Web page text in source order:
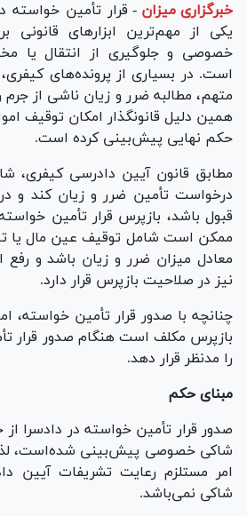
خبرگزاری میزان - قرار تأمین خواسته
یکی از مهم‌ترین ابزار‌های
خصوصی و جلوگیری از انتقال یا
است. در بسیاری از پرونده‌های
متهم، مطالبه ضرر و زیان ناشی از
همین دلیل قانونگذار امکان توقیف
حکم نهایی پیش‌بینی کرده است.
مطابق قانون آیین دادرسی کیفری،
درخواست تأمین ضرر و زیان کند و
قبول باشد، بازپرس قرار تأمین
ممکن است شامل توقیف عین مال یا
معادل میزان ضرر و زیان باشد و رفع
نیز در صلاحیت بازپرس قرار دارد.
چنانچه با صدور قرار تأمین خواسته،
بازپرس مکلف است هنگام صدور قرار
را مدنظر قرار دهد.
مبنای حکم
صدور قرار تأمین خواسته در دادسرا
شاکی خصوصی پیش‌بینی شده‌است،
امر مستلزم رعایت تشریفات آیین
شاکی نمی‌باشد.